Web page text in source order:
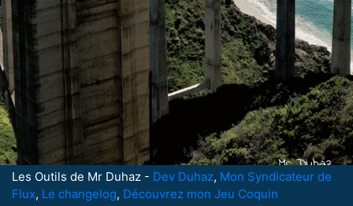
Les Outils de Mr Duhaz - Dev Duhaz, Mon Syndicateur de
Flux, Le changelog, Découvrez mon Jeu Coquin